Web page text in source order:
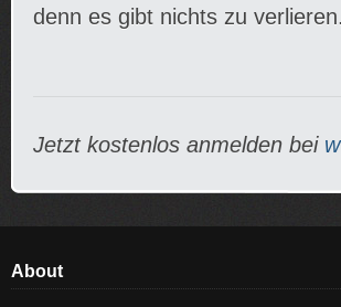
denn es gibt nichts zu verlieren.
Jetzt kostenlos anmelden bei
About